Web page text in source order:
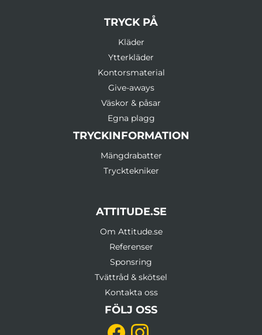
TRYCK PÅ
Kläder
Ytterkläder
Kontorsmaterial
Give-aways
Väskor & påsar
Egna plagg
TRYCKINFORMATION
Mängdrabatter
Trycktekniker
ATTITUDE.SE
Om Attitude.se
Referenser
Sponsring
Tvättråd & skötsel
Kontakta oss
FÖLJ OSS